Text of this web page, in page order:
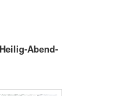
Abend-